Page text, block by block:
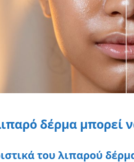
δέρμα μπορεί
του λιπαρού